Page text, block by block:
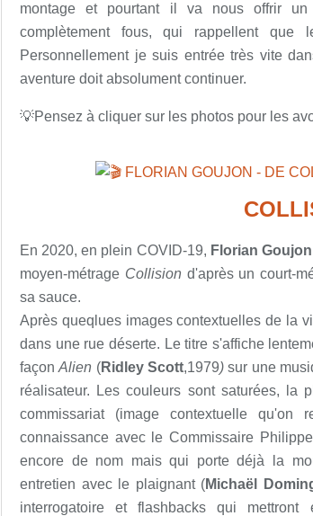
montage et pourtant il va nous offrir un
complètement fous, qui rappellent
Personnellement je suis entrée très vite
aventure doit absolument continuer.
💡Pensez à cliquer sur les photos pour les
En 2020, en plein COVID-19, Florian Goujon
moyen-métrage Collisiond'après un court-
sa sauce.
Après queqlues images contextuelles de la
dans une rue déserte. Le titre s'affiche
façonAlien (Ridley Scott,1979)sur une
réalisateur. Les couleurs sont saturées, la
commissariat (image contextuelle qu'on
connaissance avec le Commissaire
encore de nom mais qui porte déjà la
entretien avec le plaignant (Michaël
interrogatoire et flashbacks qui